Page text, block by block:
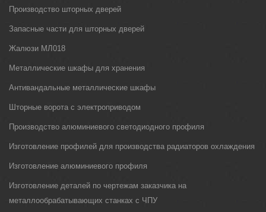
Производство шторных дверей
Запасные части для шторных дверей
Жалюзи МЛ018
Металлические шкафы для хранения
Антивандальные металлические шкафы
Шторные ворота с электроприводом
Производство алюминиевого светодиодного профиля
Изготовление профилей для производства радиаторов охлаждения
Изготовление алюминиевого профиля
Изготовление деталей по чертежам заказчика на
металлообрабатывающих станках с ЧПУ